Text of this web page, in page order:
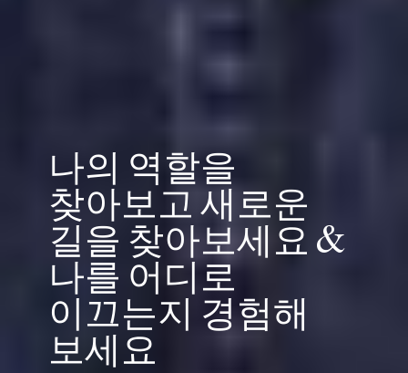
나의 역할을
찾아보고새로운
길을 찾아보세요 &
나를 어디로
이끄는지경험해
보세요